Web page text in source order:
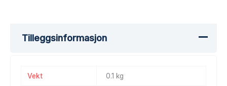
Tilleggsinformasjon
Vekt 0.1 kg